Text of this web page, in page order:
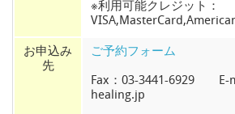
※利用可能クレジット：
お申込み
先
ご予約フォーム
Fax：03-3441-6929 E-
healing.jp